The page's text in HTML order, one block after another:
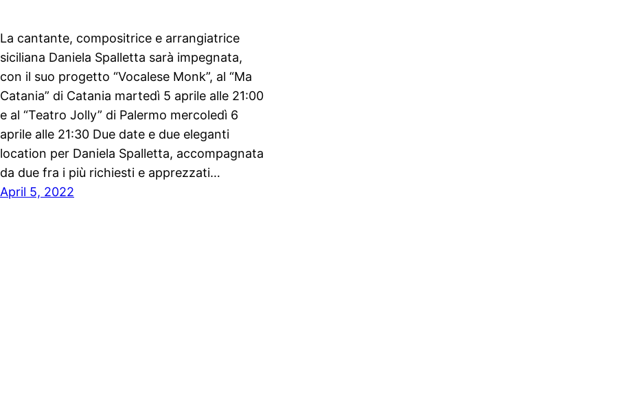
La cantante, compositrice e arrangiatrice
siciliana Daniela Spalletta sarà impegnata,
con il suo progetto “Vocalese Monk”, al “Ma
Catania” di Catania martedì 5 aprile alle 21:00
e al “Teatro Jolly” di Palermo mercoledì 6
aprile alle 21:30 Due date e due eleganti
location per Daniela Spalletta, accompagnata
da due fra i più richiesti e apprezzati…
April 5, 2022